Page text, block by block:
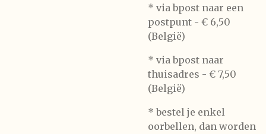
* via bpost naar een
postpunt - € 6,50
(België)
* via bpost naar
thuisadres - € 7,50
(België)
* bestel je enkel
oorbellen, dan worden